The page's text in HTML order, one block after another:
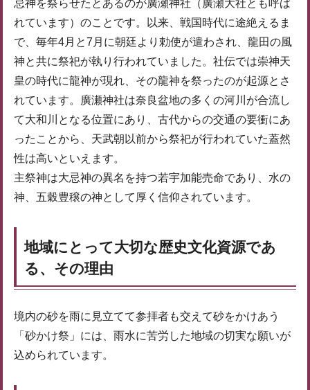
忌神を祭らせたとあるのが廣瀬神社（廣瀬大社とも呼ば
れています）のことです。以来、戦国時代に途絶えるま
で、毎年4月と7月に朝廷より勅使が遣わされ、龍田の風
神と共に祭祀が執り行われていました。社伝では崇神天
皇の時代に龍神が現れ、その龍神を祭ったのが起源とさ
れています。廣瀬神社は奈良盆地の多くの河川が合流し
て大和川となる位置にあり、古代からの交通の要衝にあ
ったことから、天武朝以前から祭祀が行われていた蓋然
性は高いといえます。
主祭神は大忌神の異名を持つ若宇加能売命であり、水の
神、五穀豊穣の神として厚く信仰されています。
地域にとって大切な歴史文化資源であ
る、その理由
境内の砂を雨に見立てて参拝者も交えて砂をかけあう
「砂かけ祭」には、雨水に苦労した地域の切実な願いが
込められています。